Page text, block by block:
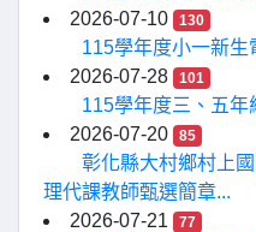
2026-07-10
130
115學年度小一新生
2026-07-28
101
115學年度三、五年
2026-07-20
85
彰化縣大村鄉村上
理代課教師甄選簡章...
2026-07-21
77